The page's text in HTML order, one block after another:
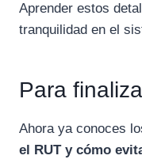
Aprender estos
tranquilidad en el
Para
Ahora ya conoces
el RUT y cómo